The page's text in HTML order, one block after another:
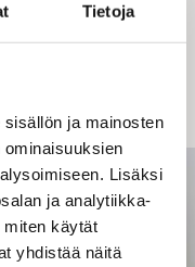
Tietoja
ja mainosten
Lisäksi
ja analytiikka-
miten käytät
yhdistää näitä
voisi